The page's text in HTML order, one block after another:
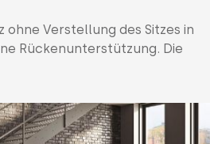
Verstellung des Sitzes in
Rückenunterstützung. Die